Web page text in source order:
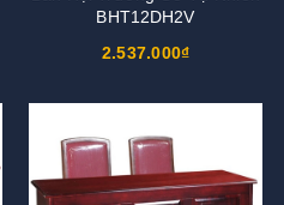
BHT12DH2V
2.537.000₫